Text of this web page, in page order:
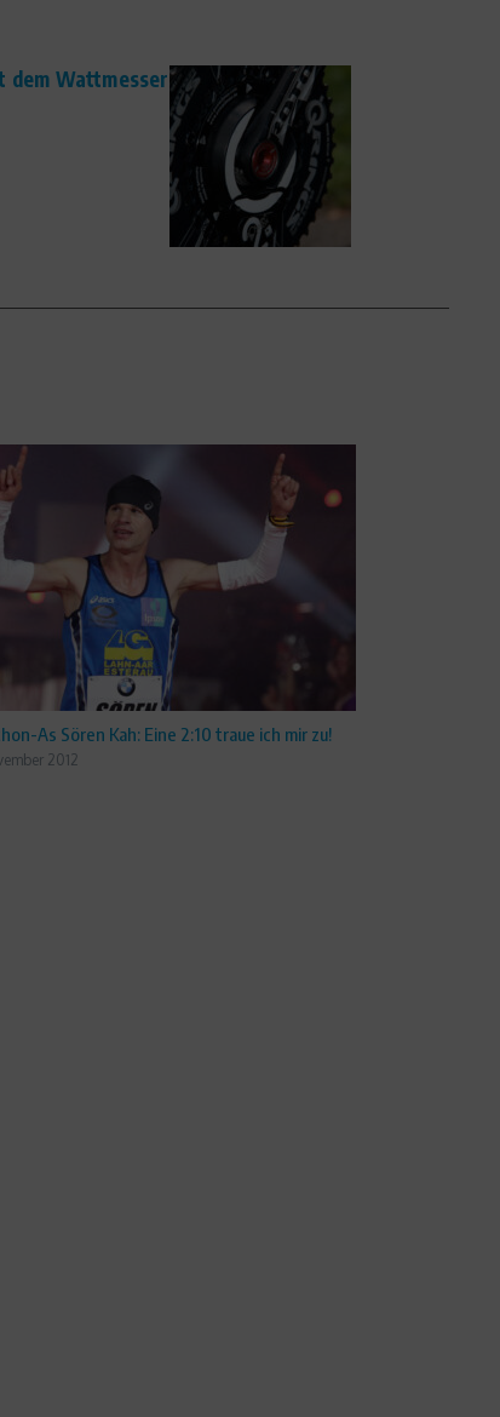
Wattmesser
As Sören Kah: Eine 2:10 traue ich mir zu!
2012